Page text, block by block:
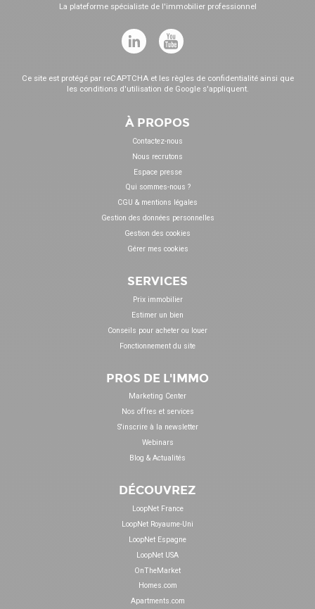
La plateforme spécialiste de l'immobilier professionnel
Ce site est protégé par reCAPTCHA et les règles de confidentialitéainsi que
les conditions d'utilisation de Google s'appliquent.
À PROPOS
Contactez-nous
Nous recrutons
Espace presse
Qui sommes-nous ?
CGU & mentions légales
Gestion des données personnelles
Gestion des cookies
Gérer mes cookies
SERVICES
Prix immobilier
Estimer un bien
Conseils pour acheter ou louer
Fonctionnement du site
PROS DE L'IMMO
Marketing Center
Nos offres et services
S'inscrire à la newsletter
Webinars
Blog & Actualités
DÉCOUVREZ
LoopNet France
LoopNet Royaume-Uni
LoopNet Espagne
LoopNet USA
OnTheMarket
Homes.com
Apartments.com